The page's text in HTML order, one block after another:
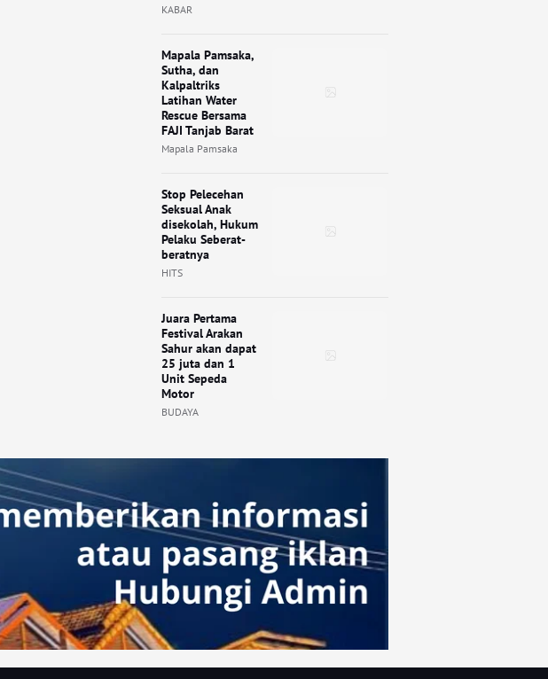
KABAR
Mapala Pamsaka,
Sutha, dan
Kalpaltriks
Latihan Water
Rescue Bersama
FAJI Tanjab Barat
Mapala Pamsaka
Stop Pelecehan
Seksual Anak
disekolah, Hukum
Pelaku Seberat-
beratnya
HITS
Juara Pertama
Festival Arakan
Sahur akan dapat
25 juta dan 1
Unit Sepeda
Motor
BUDAYA